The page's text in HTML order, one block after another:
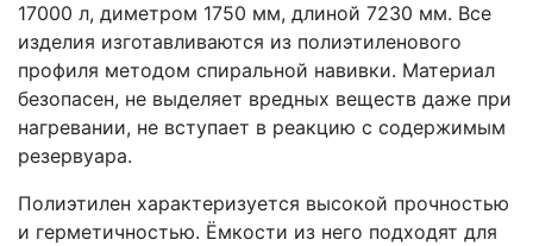
17000 л, диметром 1750 мм, длиной 7230 мм. Все
изделия изготавливаются из полиэтиленового
профиля методом спиральной навивки. Материал
безопасен, не выделяет вредных веществ даже при
нагревании, не вступает в реакцию с содержимым
резервуара.
Полиэтилен характеризуется высокой прочностью
и герметичностью. Ёмкости из него подходят для